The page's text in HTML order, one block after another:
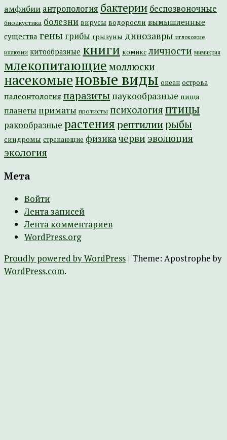
амфибии антропология бактерии беспозвоночные
биоакустика болезни вирусы водоросли вымышленные
существа гены грибы грызуны динозавры иглокожие
иллюзии китообразные книги комикс личности мимикрия
млекопитающие моллюски
насекомыеновые виды океан острова
палеонтология паразиты паукообразные пища
планеты приматы протисты психология птицы
ракообразные растениярептилиирыбы
синдромы стрекающие физикачерви эволюция
экология
Мета
Войти
Лента записей
Лента комментариев
WordPress.org
Proudly powered by WordPress | Theme: Apostrophe by
WordPress.com.